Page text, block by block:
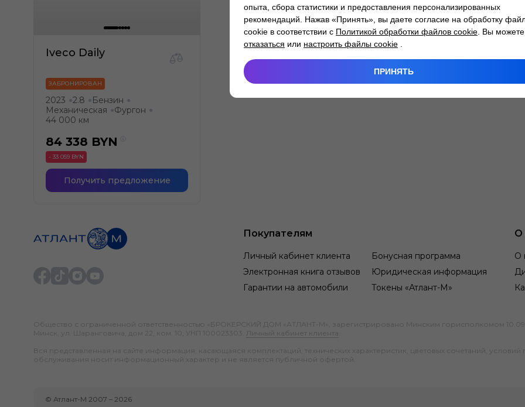
Iveco Daily
ЗАБРОНИРОВАН
2023 ●2.8 ● Бензин ●
Механическая ●Фургон ●
44 000 км
84 338 BYN
- 33 059 BYN
Получить предложение
Покупателям
Личный кабинет клиента
Бонусная программа
Электронная книга отзывов
Юридическая информация
Гарантии на автомобили
Токены «Атлант-М»
О
О
Общество с ограниченной ответственностью «БРОКЕРСКИЙ ДОМ «АТЛАНТ-М», зарегистрировано Минским горисполкомом
Минск, ул. Шаранговича, дом 22, ком. 10; УНП 100023303.
Личный кабинет клиента
Вся представленная на сайте информация, касающаяся комплектаций, технических характеристик, цветовых сочетаний, условий
обслуживания носит информационный характер и не является публичной офертой.
© Атлант-М 2007 – 2026
опыта, сбора статистики и предоставления персонализированных
рекомендаций. Нажав «Принять», вы даете согласие на обработку
cookie в соответствии с Политикой обработки файлов cookie . Вы можете
отказаться или настроить файлы cookie
ПРИНЯТЬ